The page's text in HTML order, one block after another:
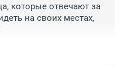
которые отвечают за
на своих местах,